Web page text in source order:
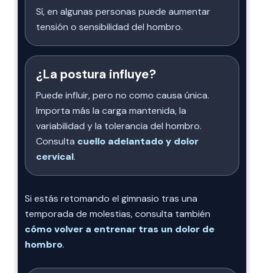
Sí, en algunas personas puede aumentar
tensión o sensibilidad del hombro.
¿La postura influye?
Puede influir, pero no como causa única.
Importa más la carga mantenida, la
variabilidad y la tolerancia del hombro.
Consulta cuello adelantado y dolor
cervical.
Si estás retomando el gimnasio tras una
temporada de molestias, consulta también
cómo volver a entrenar tras un dolor de
hombro.